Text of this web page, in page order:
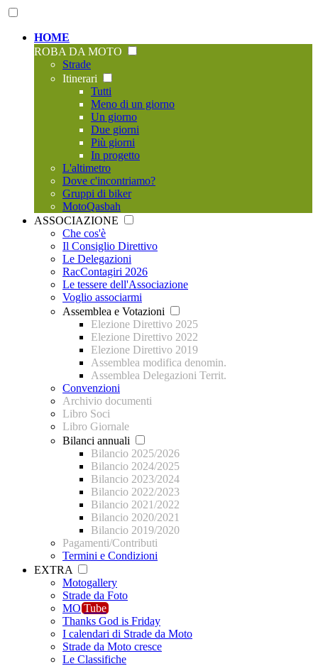
HOME
ROBA DA MOTO
Strade
Itinerari
Tutti
Meno di un giorno
Un giorno
Due giorni
Più giorni
In progetto
L'altimetro
Dove c'incontriamo?
Gruppi di biker
MotoQasbah
ASSOCIAZIONE
Che cos'è
Il Consiglio Direttivo
Le Delegazioni
RacContagiri 2026
Le tessere dell'Associazione
Voglio associarmi
Assemblea e Votazioni
Elezione Direttivo 2025
Elezione Direttivo 2022
Elezione Direttivo 2019
Assemblea modifica denomin.
Assemblea Delegazioni Territ.
Convenzioni
Archivio documenti
Libro Soci
Libro Giornale
Bilanci annuali
Bilancio 2025/2026
Bilancio 2024/2025
Bilancio 2023/2024
Bilancio 2022/2023
Bilancio 2021/2022
Bilancio 2020/2021
Bilancio 2019/2020
Pagamenti/Contributi
Termini e Condizioni
EXTRA
Motogallery
Strade da Foto
MO Tube
Thanks God is Friday
I calendari di Strade da Moto
Strade da Moto cresce
Le Classifiche